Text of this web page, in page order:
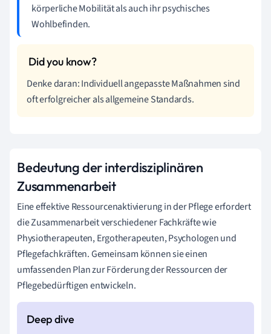
körperliche Mobilität als auch ihr psychisches
Wohlbefinden.
Denke daran: Individuell angepasste Maßnahmen sind
oft erfolgreicher als allgemeine Standards.
Bedeutung der interdisziplinären
Zusammenarbeit
Eine effektive Ressourcenaktivierung in der Pflege erfordert
die Zusammenarbeit verschiedener Fachkräfte wie
Physiotherapeuten, Ergotherapeuten, Psychologen und
Pflegefachkräften. Gemeinsam können sie einen
umfassenden Plan zur Förderung der Ressourcen der
Pflegebedürftigen entwickeln.